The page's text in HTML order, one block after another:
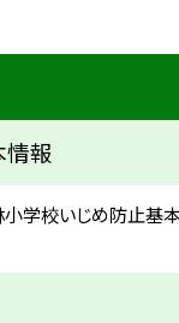
情報
学校いじめ防止基